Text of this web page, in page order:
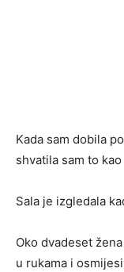
Kada sam dobila
shvatila sam to
Sala je izgledala
Oko dvadeset
u rukama i